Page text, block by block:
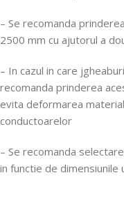
– Se recomanda
2500 mm cu ajutorul a
– In cazul in care
recomanda prinderea
evita deformarea
conductoarelor
– Se recomanda
in functie de